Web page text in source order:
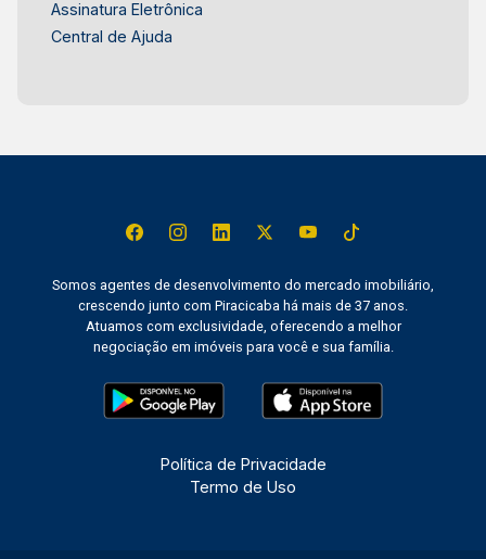
Assinatura Eletrônica
Central de Ajuda
Somos agentes de desenvolvimento do mercado imobiliário,
crescendo junto com Piracicaba há mais de 37 anos.
Atuamos com exclusividade, oferecendo a melhor
negociação em imóveis para você e sua família.
Política de Privacidade
Termo de Uso